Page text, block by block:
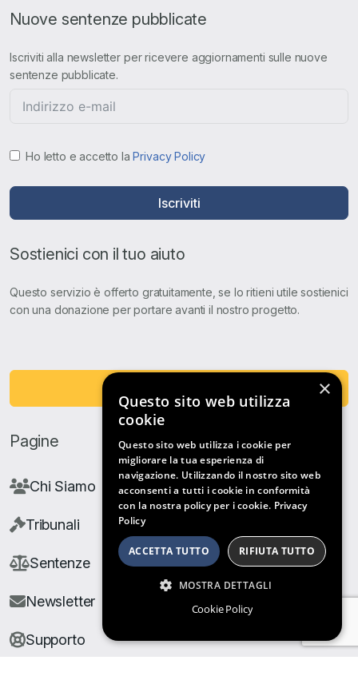
Nuove sentenze pubblicate
Iscriviti alla newsletter per ricevere aggiornamenti sulle nuove
sentenze pubblicate.
Ho letto e accetto laPrivacy Policy
Iscriviti
Sostienici con il tuo aiuto
Questo servizio è offerto gratuitamente, se lo ritieni utile sostienici
con una donazione per portare avanti il nostro progetto.
Pagine
Chi Siamo
Tribunali
Sentenze
Newsletter
Supporto
×
Questo sito web utilizza
cookie
Questo sito web utilizza i cookie per
migliorare la tua esperienza di
navigazione. Utilizzando il nostro sito web
acconsenti a tutti i cookie in conformità
con la nostra policy per i cookie. Privacy
Policy
ACCETTA TUTTO RIFIUTA TUTTO
MOSTRA DETTAGLI
Cookie Policy